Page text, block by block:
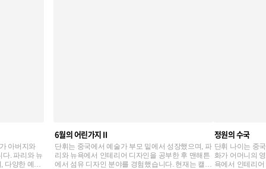
아버지와
다. 파리와 뉴
양한 예술
6월의 어린가지 II
단휘는 중국에서 예술가 부모 밑에서 성장했으며, 파
리와 뉴욕에서 인테리어 디자인을 공부한 후 맨해튼
에서 섬유 디자인 분야를 경험했습니다. 현재는 캘리
정원의 수국
단휘 나이는 중
화가 어머니의
욕에서 인테리